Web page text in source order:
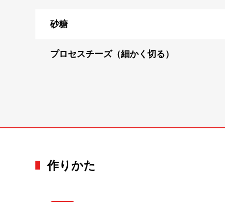
砂糖
プロセスチーズ（細かく切る）
作りかた